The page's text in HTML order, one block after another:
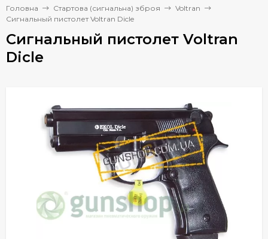
Головна Стартова (сигнальна) зброя
Voltran
Сигнальный пистолет Voltran Dicle
Сигнальный пистолет Voltran
Dicle